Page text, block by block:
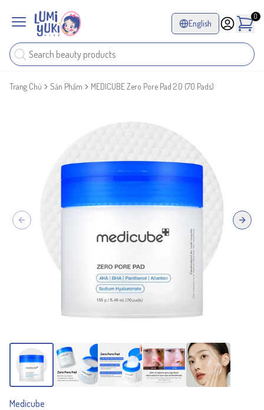
English
0
Trang Chủ Sản Phẩm MEDICUBE Zero Pore Pad 2.0 (70 Pads)
Previous slide Next
Medicube